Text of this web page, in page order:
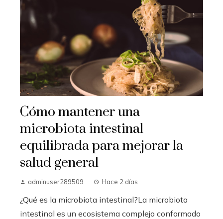
Cómo mantener una
microbiota intestinal
equilibrada para mejorar la
salud general
adminuser289509 Hace 2 días
¿Qué es la microbiota intestinal?La microbiota
intestinal es un ecosistema complejo conformado